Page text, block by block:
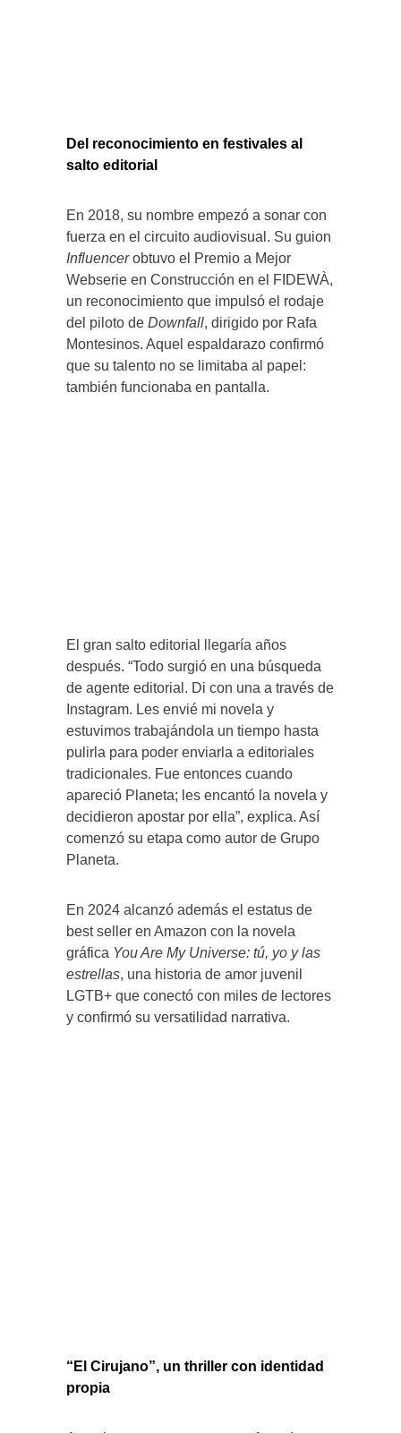
Del reconocimiento en festivales al
salto editorial
En 2018, su nombre empezó a sonar con
fuerza en el circuito audiovisual. Su guion
Influencerobtuvo el Premio a Mejor
Webserie en Construcción en el FIDEWÀ,
un reconocimiento que impulsó el rodaje
del piloto de Downfall, dirigido por Rafa
Montesinos. Aquel espaldarazo confirmó
que su talento no se limitaba al papel:
también funcionaba en pantalla.
El gran salto editorial llegaría años
después. “Todo surgió en una búsqueda
de agente editorial. Di con una a través de
Instagram. Les envié mi novela y
estuvimos trabajándola un tiempo hasta
pulirla para poder enviarla a editoriales
tradicionales. Fue entonces cuando
apareció Planeta; les encantó la novela y
decidieron apostar por ella”, explica. Así
comenzó su etapa como autor de Grupo
Planeta.
En 2024 alcanzó además el estatus de
best seller en Amazon con la novela
gráfica You Are My Universe: tú, yo y las
estrellas, una historia de amor juvenil
LGTB+ que conectó con miles de lectores
y confirmó su versatilidad narrativa.
“El Cirujano”, un thriller con identidad
propia